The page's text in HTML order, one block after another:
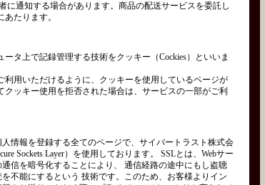
に通知する場合があります。商品の配送サービスを委託し
たります。
タ上で記録管理する技術をクッキー（Cockies）といいま
用いただけるように、クッキーを使用しているページが
ッキー使用を拒否された場合は、サービスの一部がご利
情報を登録する全てのページで、サイバートラスト株式会
Sockets Layer）を使用しております。 SSLとは、Webサー
信を暗号化することにより、 通信経路の途中にもし盗聴
不能にするという 技術です。このため、お客様よりイン